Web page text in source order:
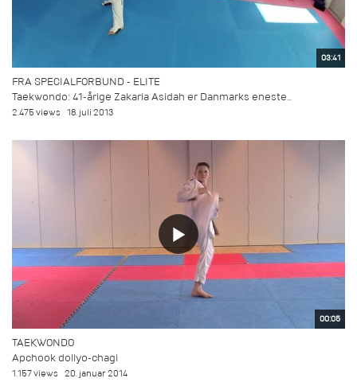
03:41
FRA SPECIALFORBUND - ELITE
Taekwondo: 41-årige Zakaria Asidah er Danmarks eneste...
2.475 views 18. juli 2013
00:05
TAEKWONDO
Apchook dollyo-chagi
1.157 views 20. januar 2014